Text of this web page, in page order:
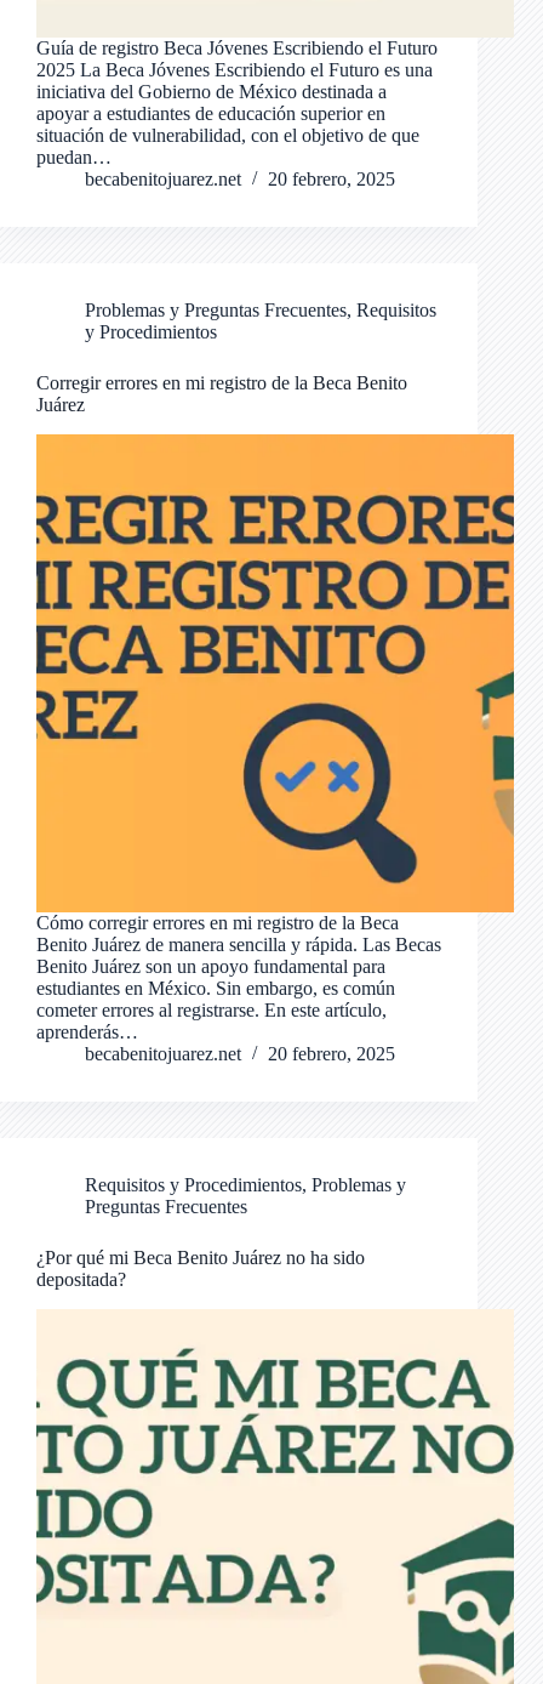
Guía de registro Beca Jóvenes Escribiendo el Futuro
2025 La Beca Jóvenes Escribiendo el Futuro es una
iniciativa del Gobierno de México destinada a
apoyar a estudiantes de educación superior en
situación de vulnerabilidad, con el objetivo de que
puedan…
becabenitojuarez.net
20 febrero, 2025
Problemas y Preguntas Frecuentes, Requisitos
y Procedimientos
Corregir errores en mi registro de la Beca Benito
Juárez
Cómo corregir errores en mi registro de la Beca
Benito Juárez de manera sencilla y rápida. Las Becas
Benito Juárez son un apoyo fundamental para
estudiantes en México. Sin embargo, es común
cometer errores al registrarse. En este artículo,
aprenderás…
becabenitojuarez.net
20 febrero, 2025
Requisitos y Procedimientos, Problemas y
Preguntas Frecuentes
¿Por qué mi Beca Benito Juárez no ha sido
depositada?